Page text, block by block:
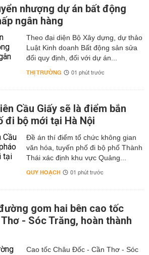
nhượng dự án bất động
ngân hàng
Theo đại diện Bộ Xây dựng, dự thảo
Luật Kinh doanh Bất động sản sửa
đổi quy định, đối với dự án...
THỊ TRƯỜNG 01 phút trước
Cầu Giấy sẽ là điểm bắn
đi bộ mới tại Hà Nội
Đề án thí điểm tổ chức không gian
văn hóa, tuyến phố đi bộ phố Thành
Thái xác định khu vực Quảng...
QUY HOẠCH 01 phút trước
gom hai bên cao tốc
- Sóc Trăng, hoàn thành
Cao tốc Châu Đốc - Cần Thơ - Sóc